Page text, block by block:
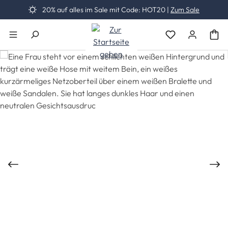
Zum Hauptinhalt springen
20% auf alles im Sale mit Code: HOT20 | Zum Sale
Du hast 0
Bildergalerie überspringen